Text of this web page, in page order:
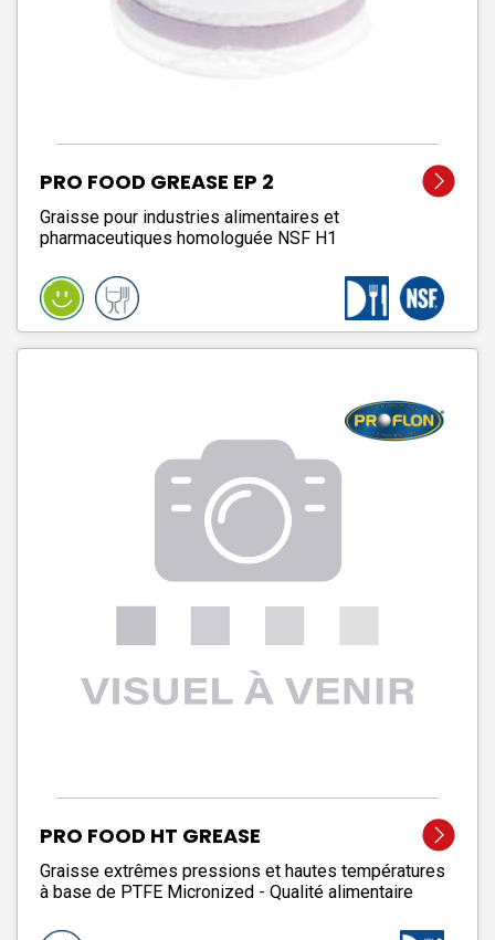
PRO FOOD GREASE EP 2
Graisse pour industries alimentaires et
pharmaceutiques homologuée NSF H1
PRO FOOD HT GREASE
Graisse extrêmes pressions et hautes températures
à base de PTFE Micronized - Qualité alimentaire